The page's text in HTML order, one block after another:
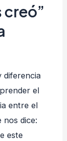
creó”
diferencia
el
entre el
nos dice:
este